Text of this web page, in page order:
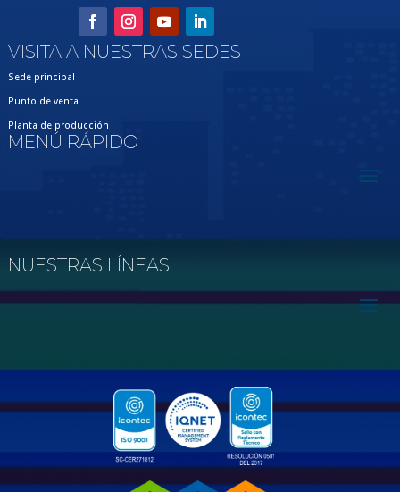
VISITA A NUESTRAS SEDES
Sede principal
Punto de venta
Planta de producción
MENÚ RÁPIDO
NUESTRAS LÍNEAS